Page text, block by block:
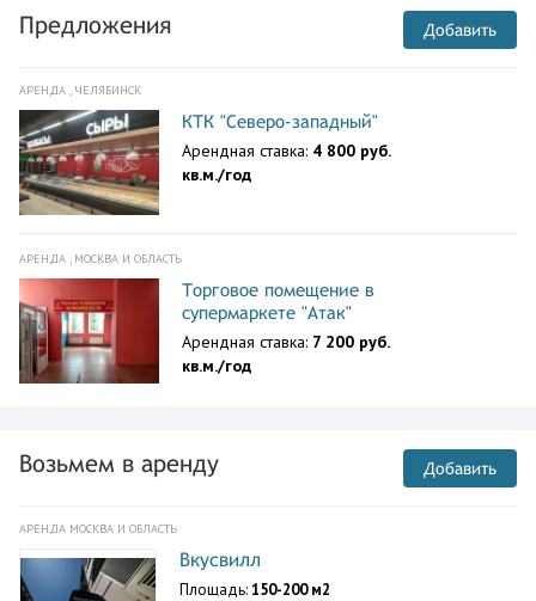
Предложения Добавить
АРЕНДА , ЧЕЛЯБИНСК
КТК "Северо-западный"
Арендная ставка: 4 800 руб.
кв.м./год
АРЕНДА , МОСКВА И ОБЛАСТЬ
Торговое помещение в
супермаркете "Атак"
Арендная ставка: 7 200 руб.
кв.м./год
Возьмем в аренду Добавить
АРЕНДА МОСКВА И ОБЛАСТЬ
Вкусвилл
Площадь:150-200 м2